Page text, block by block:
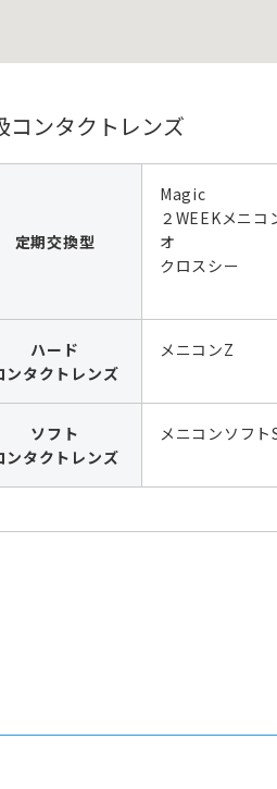
コンタクトレンズ
定期交換型
Magic
２WEEKメニ
オ
クロスシー
ハード
ンタクトレンズ
メニコンZ
ソフト
ンタクトレンズ
メニコンソフト